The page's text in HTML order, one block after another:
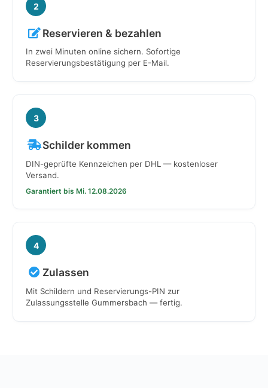
2
Reservieren & bezahlen
In zwei Minuten online sichern. Sofortige
Reservierungsbestätigung per E-Mail.
3
Schilder kommen
DIN-geprüfte Kennzeichen per DHL — kostenloser
Versand.
Garantiert bis Mi. 12.08.2026
4
Zulassen
Mit Schildern und Reservierungs-PIN zur
Zulassungsstelle Gummersbach — fertig.